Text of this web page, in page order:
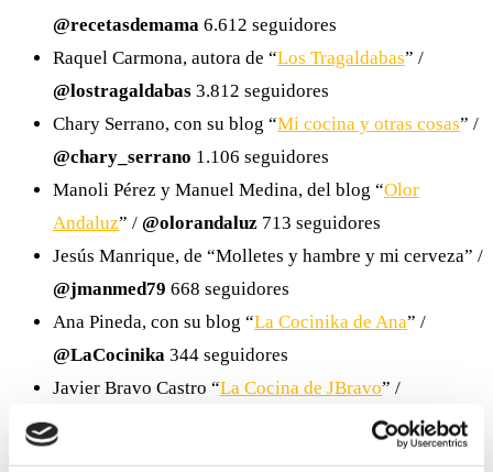
@recetasdemama 6.612 seguidores
Raquel Carmona, autora de “Los Tragaldabas” /
@lostragaldabas 3.812 seguidores
Chary Serrano, con su blog “Mi cocina y otras cosas” /
@chary_serrano 1.106 seguidores
Manoli Pérez y Manuel Medina, del blog “Olor
Andaluz” / @olorandaluz 713 seguidores
Jesús Manrique, de “Molletes y hambre y mi cerveza” /
@jmanmed79 668 seguidores
Ana Pineda, con su blog “La Cocinika de Ana” /
@LaCocinika 344 seguidores
Javier Bravo Castro “La Cocina de JBravo” /
@javierbravo70
@MariZS6